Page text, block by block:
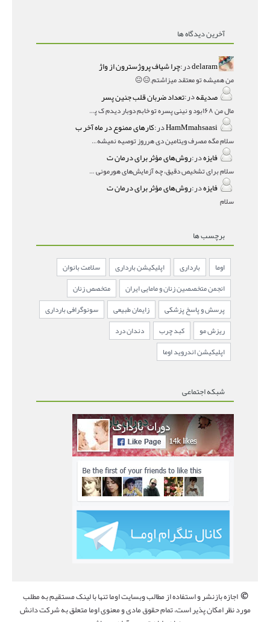
آخرین دیدگاه ها
delaramدر:چرا شیاف پروژسترون از واژ
من همیشه تو معتقد میزاشتم,,😑😐
صدیقهدر:تعداد ضربان قلب جنین پسر
مال من ۱۶۸بود و نینی پسره تو خابم دوبار دیدم ک پسره
HamMmahsaasiدر:کارهای ممنوع در ماه آخر ب
سلام مگه مصرف ویتامین دی هرروز توصیه نمیشه؟درمقاله میگه
فایزهدر:روش‌های مؤثر برای درمان ت
سلام برای تشخیص دقیق، چه آزمایش‌های هورمونی و چه سونوگر
فایزهدر:روش‌های مؤثر برای درمان ت
سلام
برچسب ها
اوما بارداری اپلیکیشن بارداری
سلامت بانوان
انجمن متخصصین زنان و مامایی ایران
متخصص زنان
پرسش و پاسخ پزشکی
زایمان طبیعی
سونوگرافی بارداری
ریزش مو
کبد چرب
دندان درد
اپلیکیشن اندروید اوما
شبکه اجتماعی
©اجازه بازنشر و استفاده از مطالب وبسایت اوما تنها با لینک مستقیم به مطلب
مورد نظر امکان پذیر است، تمام حقوق مادی و معنوی اوما متعلق به شرکت دانش